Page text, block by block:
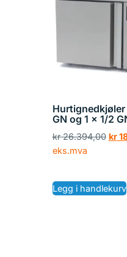
GN og 1 x 1/2
kr26.394,00 kr
eks.mva
Legg i handlekurv